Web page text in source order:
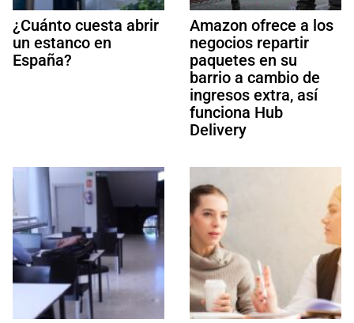
¿Cuánto cuesta abrir
un estanco en
España?
Amazon ofrece a los
negocios repartir
paquetes en su
barrio a cambio de
ingresos extra, así
funciona Hub
Delivery